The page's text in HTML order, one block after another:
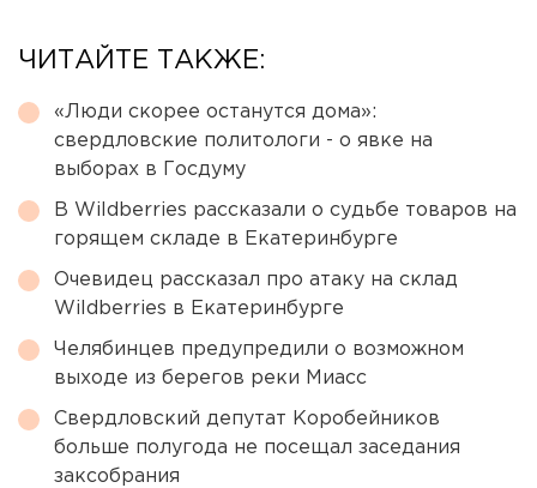
ЧИТАЙТЕ ТАКЖЕ:
«Люди скорее останутся дома»:
свердловские политологи - о явке на
выборах в Госдуму
В Wildberries рассказали о судьбе товаров на
горящем складе в Екатеринбурге
Очевидец рассказал про атаку на склад
Wildberries в Екатеринбурге
Челябинцев предупредили о возможном
выходе из берегов реки Миасс
Свердловский депутат Коробейников
больше полугода не посещал заседания
заксобрания